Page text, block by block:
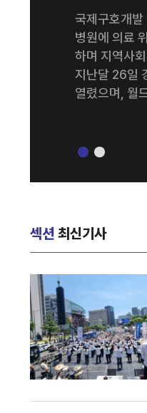
400
국제구호개
병원에 의료
하며 지역사
지난달 26일
열렸으며, 월
료진과 내원
로 지역사회
모두에게 큰
번 기탁이 병
것으로 기대
세계 20여 개
섹션 최신기사